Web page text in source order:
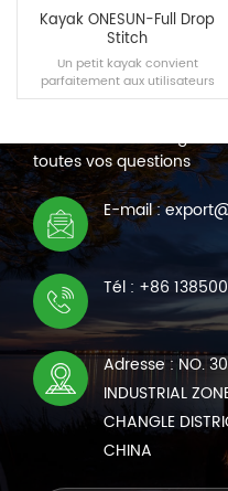
Kayak ONESUN-Full Drop
Stitch
Un petit kayak convient
parfaitement aux utilisateurs
débutants, avec la portabilité et
LIRE LA SUITE
NOUS CONTACTER
Nous sommes en ligne
toutes vos questions
E-mail :
Tél : +86
Adresse : NO.
INDUSTRIAL
CHANGLE
CHINA